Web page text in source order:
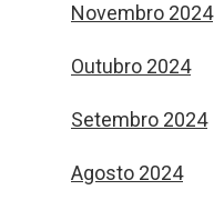
Novembro 2024
Outubro 2024
Setembro 2024
Agosto 2024